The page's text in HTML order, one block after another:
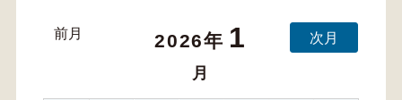
前月 2026年 1
月
次月